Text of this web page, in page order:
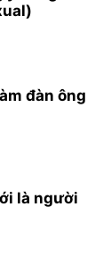
đàn ông
là người